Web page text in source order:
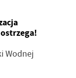
Wodnej